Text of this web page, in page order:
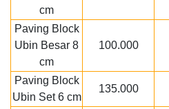
cm
Paving Block
Ubin Besar 8
cm
100.000
Paving Block
Ubin Set 6 cm
135.000